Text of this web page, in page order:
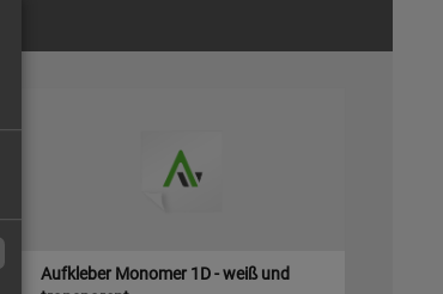
Aufkleber Monomer 1D - weiß und